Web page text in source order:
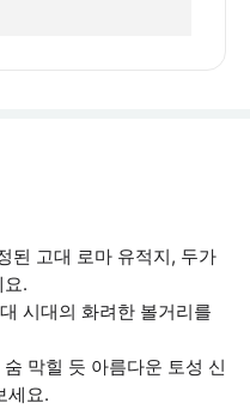
된 고대 로마 유적지, 두가
.
시대의 화려한 볼거리를
막힐 듯 아름다운 토성 신
세요.